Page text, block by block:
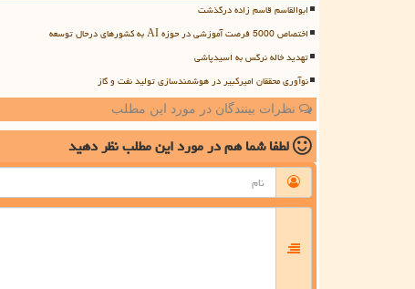
ابوالقاسم قاسم زاده درگذشت
اختصاص 5000 فرصت آموزشی در حوزه AI به کشورهای درحال توسعه
تهدید خاله نرگس به اسیدپاشی
نوآوری محققان امیرکبیر در هوشمندسازی تولید نفت و گاز
نظرات بینندگان در مورد این مطلب
لطفا شما همدر مورد این مطلبنظر دهید